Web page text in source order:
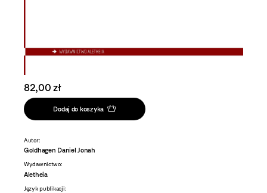
82,00 zł
Dodaj do koszyka
Autor:
Goldhagen Daniel Jonah
Wydawnictwo:
Aletheia
Język publikacji: